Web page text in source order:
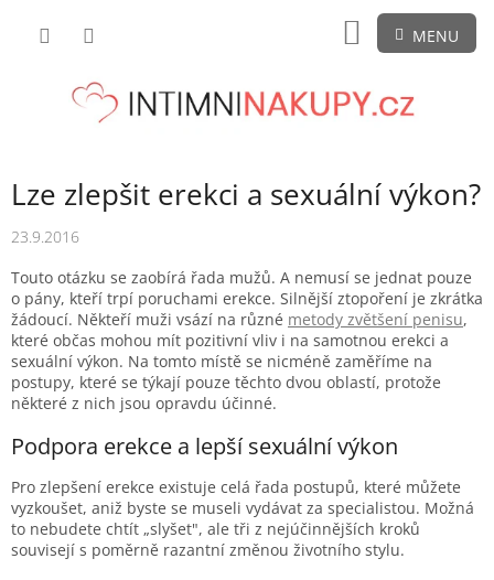
NÁKUPNÍ
KOŠÍK
Lze zlepšit erekci a sexuální výkon?
23.9.2016
Touto otázku se zaobírá řada mužů. A nemusí se jednat pouze
o pány, kteří trpí poruchami erekce. Silnější ztopoření je zkrátka
žádoucí. Někteří muži vsází na různé metody zvětšení penisu,
které občas mohou mít pozitivní vliv i na samotnou erekci a
sexuální výkon. Na tomto místě se nicméně zaměříme na
postupy, které se týkají pouze těchto dvou oblastí, protože
některé z nich jsou opravdu účinné.
Podpora erekce a lepší sexuální výkon
Pro zlepšení erekce existuje celá řada postupů, které můžete
vyzkoušet, aniž byste se museli vydávat za specialistou. Možná
to nebudete chtít „slyšet", ale tři z nejúčinnějších kroků
souvisejí s poměrně razantní změnou životního stylu.